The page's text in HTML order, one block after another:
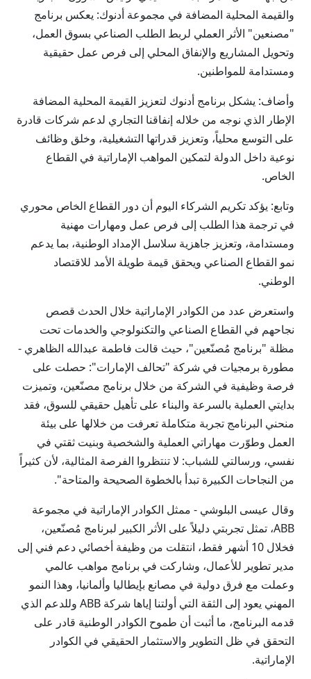
والقيمة المحلية المضافة في مجموعة أدنوك: يعكس برنامج
"مصنعين" الأثر العملي لربط الطلب الصناعي بسوق العمل،
وتحويل المشاريع والإنفاق المحلي إلى فرص عمل حقيقية
ومستدامة للمواطنين.
وأضاف: يشكل برنامج أدنوك لتعزيز القيمة المحلية المضافة
الإطار الذي نوجه من خلاله إنفاقنا التجاري لدعم شركات قادرة
على التوسع محلياً، وتعزيز قدراتها التشغيلية، وخلق وظائف
نوعية داخل الدولة لتمكين المواهب الإماراتية في القطاع
الخاص.
وتابع: يؤكد تكريم الشركاء اليوم أن دور القطاع الخاص محوري
في ترجمة هذا الطلب إلى فرص عمل ومهارات مهنية
ومستدامة، وتعزيز جاهزية سلاسل الإمداد الوطنية، بما يدعم
نمو القطاع الصناعي ويحقق قيمة طويلة الأمد للاقتصاد
الوطني.
واستعرض عدد من الكوادر الإماراتية خلال الحدث قصص
نجاحهم في القطاع الصناعي والتكنولوجي والخدمات تحت
مظلة "برنامج مُصنّعين"، حيث قالت فاطمة عبدالله الظاهري -
مطورة برمجيات في شركة "تحالف الإمارات": حصلت على
فرصة وظيفية في الشركة من خلال برنامج مصنّعين، وتميزت
بدايتي العملية بالسرعة والبناء على تأهيل حقيقي للسوق، فقد
منحني البرنامج تجربة متكاملة تعرفت من خلالها على بيئة
العمل وطوّرت مهاراتي العملية والشخصية وبنيت ثقتي في
نفسي، ورسالتي للشباب: لا تنتظروا الفرصة المثالية، لأن كثيراً
من النجاحات الكبيرة تبدأ بالخطوة الصحيحة والمتاحة".
وقال عيسى البلوشي - ممثل الكوادر الإماراتية في مجموعة
ABB، تمثل تجربتي دليلاً على الأثر الكبير لبرنامج مُصنّعين،
فخلال 10 أشهر فقط، انتقلت من وظيفة أخصائي دعم فني إلى
مدير تطوير للأعمال، وشاركت في برنامج مواهب عالمي
وعملت مع فرق دولية في مصانع بإيطاليا وألمانيا، وهذا النمو
المهني يعود إلى الثقة التي أولتنا إياها شركة ABB وللدعم الذي
قدمه البرنامج، ما أثبت أن طموح الكوادر الوطنية قادر على
التحقق في ظل التطوير والاستثمار الحقيقي في الكوادر
الإماراتية.